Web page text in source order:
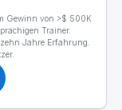
Gewinn von >$ 500K
Trainer.
Jahre Erfahrung.